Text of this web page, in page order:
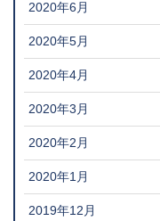
2020年6月
2020年5月
2020年4月
2020年3月
2020年2月
2020年1月
2019年12月